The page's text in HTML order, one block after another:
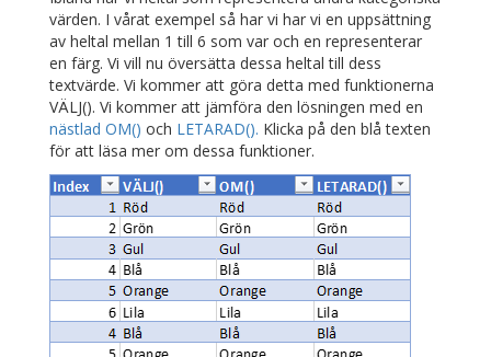
värden. I vårat exempel så har vi har vi en uppsättning
av heltal mellan 1 till 6 som var och en representerar
en färg. Vi vill nu översätta dessa heltal till dess
textvärde. Vi kommer att göra detta med funktionerna
VÄLJ(). Vi kommer att jämföra den lösningen med en
nästlad OM() och LETARAD(). Klicka på den blå texten
för att läsa mer om dessa funktioner.